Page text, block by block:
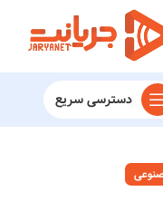
دسترسی سریع